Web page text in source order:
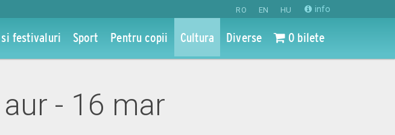
RO EN HU info
si festivaluri Sport Pentru copii Cultura Diverse 0 bilete
- 16 mar